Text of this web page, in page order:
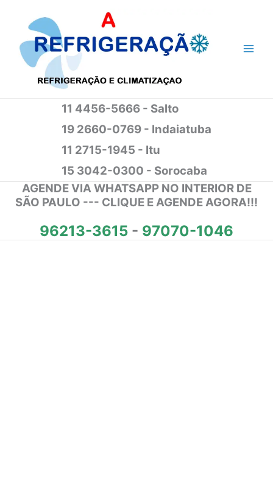
conteúdo
11 4456-5666 - Salto
19 2660-0769 - Indaiatuba
11 2715-1945 - Itu
15 3042-0300 - Sorocaba
AGENDE VIA WHATSAPP NO INTERIOR DE
SÃO PAULO --- CLIQUE E AGENDE AGORA!!!
96213-3615 - 97070-1046